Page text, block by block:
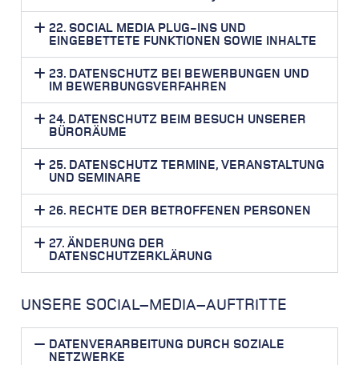
22. SOCIAL MEDIA PLUG-INS UND
EINGEBETTETE FUNKTIONEN SOWIE INHALTE
23. DATENSCHUTZ BEI BEWERBUNGEN UND
IM BEWERBUNGSVERFAHREN
24. DATENSCHUTZ BEIM BESUCH UNSERER
BÜRORÄUME
25. DATENSCHUTZ TERMINE, VERANSTALTUNG
UND SEMINARE
26. RECHTE DER BETROFFENEN PERSONEN
27. ÄNDERUNG DER
DATENSCHUTZERKLÄRUNG
UNSERE SOCIAL–MEDIA–AUFTRITTE
DATENVERARBEITUNG DURCH SOZIALE
NETZWERKE